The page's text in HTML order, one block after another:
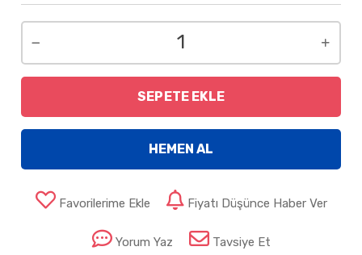
SEPETE EKLE
HEMEN AL
Favorilerime Ekle Fiyatı Düşünce Haber Ver
Yorum Yaz Tavsiye Et